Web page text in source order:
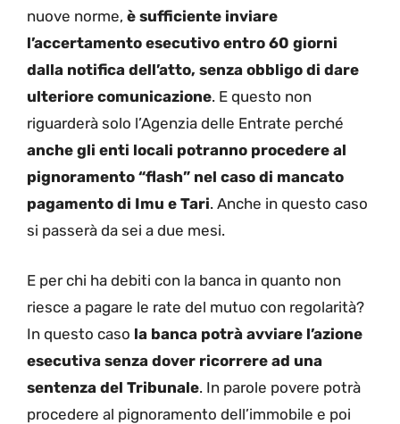
nuove norme, è sufficiente inviare
l’accertamento esecutivo entro 60 giorni
dalla notifica dell’atto, senza obbligo di dare
ulteriore comunicazione. E questo non
riguarderà solo l’Agenzia delle Entrate perché
anche gli enti locali potranno procedere al
pignoramento “flash” nel caso di mancato
pagamento di Imu e Tari. Anche in questo caso
si passerà da sei a due mesi.
E per chi ha debiti con la banca in quanto non
riesce a pagare le rate del mutuo con regolarità?
In questo caso la banca potrà avviare l’azione
esecutiva senza dover ricorrere ad una
sentenza del Tribunale. In parole povere potrà
procedere al pignoramento dell’immobile e poi